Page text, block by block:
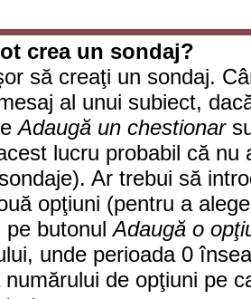
crea un sondaj?
să creaţi un sondaj.
al unui subiect,
Adaugă un chestionar
lucru probabil că nu
Ar trebui să
opţiuni (pentru a
pe butonulAdaugă o
unde perioada 0
numărului de opţiuni pe